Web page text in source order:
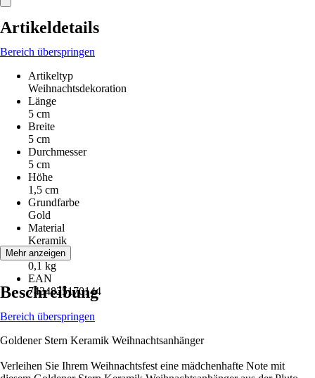
Artikeldetails
Bereich überspringen
Artikeltyp
Weihnachtsdekoration
Länge
5 cm
Breite
5 cm
Durchmesser
5 cm
Höhe
1,5 cm
Grundfarbe
Gold
Material
Keramik
Gewicht
0,1 kg
EAN
7434825170144
Mehr anzeigen
Beschreibung
Bereich überspringen
Goldener Stern Keramik Weihnachtsanhänger
Verleihen Sie Ihrem Weihnachtsfest eine mädchenhafte Note mit